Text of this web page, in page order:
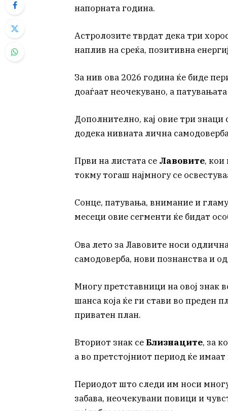
напорната година.
Астролозите тврдат дека три
наплив на среќа, позитивна
За нив ова 2026 година ќе биде
доаѓаат неочекувано, а
Дополнително, кај овие три
додека нивната лична
Први на листата се Лавовите, кои
токму тогаш најмногу се
Сонце, патувања, внимание и
месеци овие сегменти ќе бидат
Ова лето за Лавовите носи
самодоверба, нови познанства и
Многу претставници на овој знак
шанса која ќе ги стави во преден
приватен план.
Вториот знак се Близнаците, за
а во претстојниот период ќе
Периодот што следи им носи
забава, неочекувани повици и